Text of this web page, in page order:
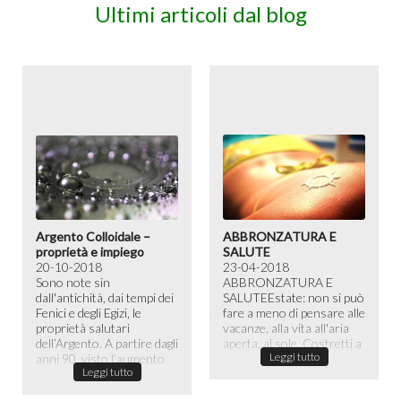
Ultimi articoli dal blog
Argento Colloidale –
proprietà e impiego
20-10-2018
Sono note sin
dall'antichità, dai tempi dei
Fenici e degli Egizi, le
proprietà salutari
dell’Argento. A partire dagli
anni 90, visto l’aumento
Leggi tutto
ABBRONZATURA E
SALUTE
23-04-2018
ABBRONZATURA E
SALUTE​ Estate: non si può
fare a meno di pensare alle
vacanze, alla vita all'aria
aperta, al sole. Costretti a
passare la maggior ...
Leggi tutto